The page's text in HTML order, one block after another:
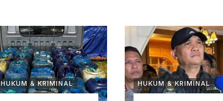
HUKUM & KRIMINAL HUKUM & KRIMINAL